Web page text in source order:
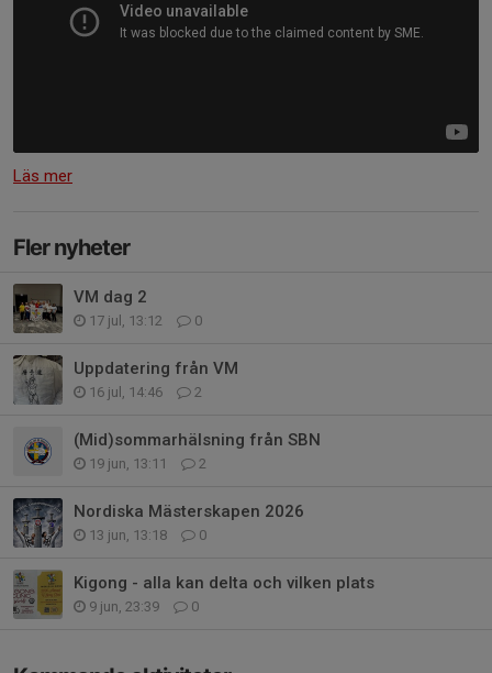
Läs mer
Fler nyheter
VM dag 2
17 jul, 13:12 0
Uppdatering från VM
16 jul, 14:46 2
(Mid)sommarhälsning från SBN
19 jun, 13:11 2
Nordiska Mästerskapen 2026
13 jun, 13:18 0
Kigong - alla kan delta och vilken plats
9 jun, 23:39 0